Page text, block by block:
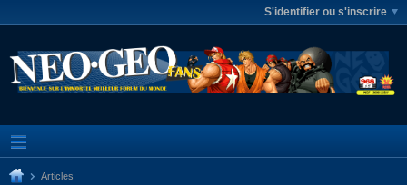
S'identifier ou s'inscrire
Articles